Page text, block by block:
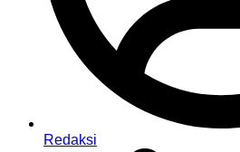
Redaksi